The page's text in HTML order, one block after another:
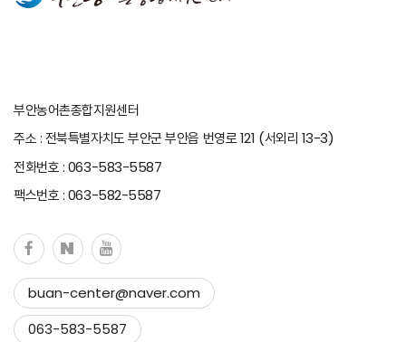
부안농어촌종합지원센터
주소 : 전북특별자치도 부안군 부안읍 번영로 121 (서외리 13-3)
전화번호 : 063-583-5587
팩스번호 : 063-582-5587
buan-center@naver.com
Copy to clipboard
Copied !
063-583-5587